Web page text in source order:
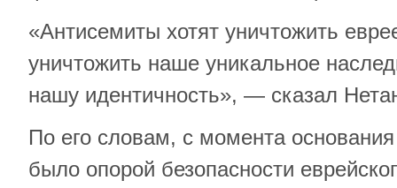
«Антисемиты хотят уничтожить
уничтожить наше уникальное
нашу идентичность», — сказал
По его словам, с момента
было опорой безопасности